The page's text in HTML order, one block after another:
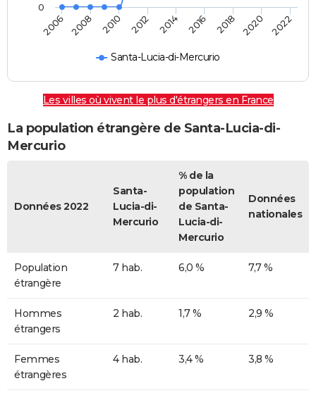
Santa-Lucia-di-Mercurio
2006 2008 2010 2012 2014 2016 2018 2020 2022
0
Les villes où vivent le plus d'étrangers en France
La population étrangère de Santa-Lucia-di-
Mercurio
Données 2022
Santa-
Lucia-di-
Mercurio
% de la
population
de Santa-
Lucia-di-
Mercurio
Données
nationales
Population
étrangère
7 hab. 6,0 % 7,7 %
Hommes
étrangers
2 hab. 1,7 % 2,9 %
Femmes
étrangères
4 hab. 3,4 % 3,8 %